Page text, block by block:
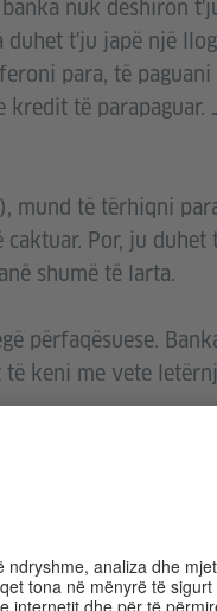
nuk dëshiron
t'ju japë një
para, të
të parapaguar.
mund të tërhiqni
Por, ju
shumë të larta.
përfaqësuese.
keni me vete
ose me postë. Për
j’u dërgon disa
Këtu ju mund të
certifikata e